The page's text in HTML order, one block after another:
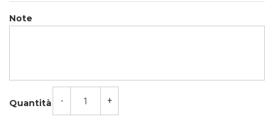
Note
Quantità - +